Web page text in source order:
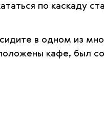
по каскаду
в одном из
кафе, был